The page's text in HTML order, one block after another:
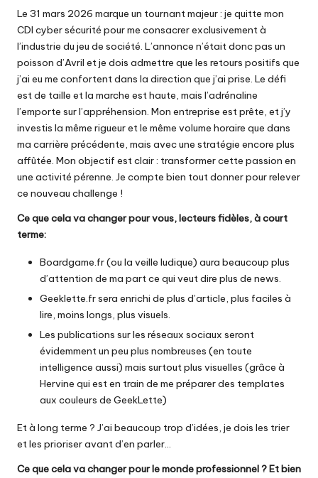
Le 31 mars 2026 marque un tournant majeur : je quitte mon
CDI cyber sécurité pour me consacrer exclusivement à
l’industrie du jeu de société. L’annonce n’était donc pas un
poisson d’Avril et je dois admettre que les retours positifs que
j’ai eu me confortent dans la direction que j’ai prise. Le défi
est de taille et la marche est haute, mais l’adrénaline
l’emporte sur l’appréhension. Mon entreprise est prête, et j’y
investis la même rigueur et le même volume horaire que dans
ma carrière précédente, mais avec une stratégie encore plus
affûtée. Mon objectif est clair : transformer cette passion en
une activité pérenne. Je compte bien tout donner pour relever
ce nouveau challenge !
Ce que cela va changer pour vous, lecteurs fidèles, à court
terme:
Boardgame.fr(ou la veille ludique) aura beaucoup plus
d’attention de ma part ce qui veut dire plus de news.
Geeklette.frsera enrichi de plus d’article, plus faciles à
lire, moins longs, plus visuels.
Les publications sur les réseaux sociaux seront
évidemment un peu plus nombreuses (en toute
intelligence aussi) mais surtout plus visuelles (grâce à
Hervine qui est en train de me préparer des templates
aux couleurs de GeekLette)
Et à long terme ? J’ai beaucoup trop d’idées, je dois les trier
et les prioriser avant d’en parler…
Ce que cela va changer pour le monde professionnel ? Et bien